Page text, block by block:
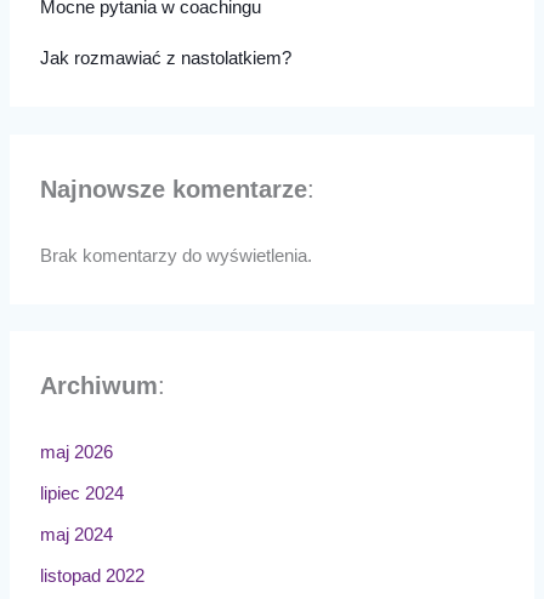
Mocne pytania w coachingu
Jak rozmawiać z nastolatkiem?
Najnowsze komentarze:
Brak komentarzy do wyświetlenia.
Archiwum:
maj 2026
lipiec 2024
maj 2024
listopad 2022